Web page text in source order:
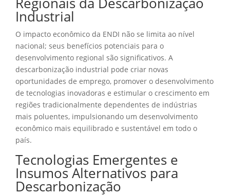
Industrial
O impacto econômico da ENDI não se limita ao nível
nacional; seus benefícios potenciais para o
desenvolvimento regional são significativos. A
descarbonização industrial pode criar novas
oportunidades de emprego, promover o desenvolvimento
de tecnologias inovadoras e estimular o crescimento em
regiões tradicionalmente dependentes de indústrias
mais poluentes, impulsionando um desenvolvimento
econômico mais equilibrado e sustentável em todo o
país.
Tecnologias Emergentes e
Insumos Alternativos para
Descarbonização